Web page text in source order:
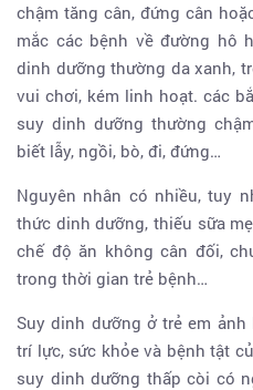
chậm tăng cân, đứng cân
mắc các bệnh về đường hô
dinh dưỡng thường da xanh,
vui chơi, kém linh hoạt. các
suy dinh dưỡng thường
biết lẫy, ngồi, bò, đi, đứng…
Nguyên nhân có nhiều, tuy
thức dinh dưỡng, thiếu sữa
chế độ ăn không cân đối,
trong thời gian trẻ bệnh…
Suy dinh dưỡng ở trẻ em
trí lực, sức khỏe và bệnh tật
suy dinh dưỡng thấp còi có